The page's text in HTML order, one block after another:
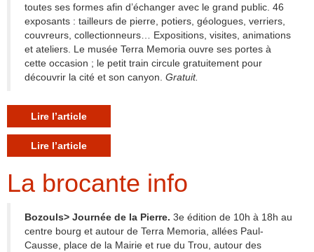
toutes ses formes afin d’échanger avec le grand public. 46
exposants : tailleurs de pierre, potiers, géologues, verriers,
couvreurs, collectionneurs… Expositions, visites, animations
et ateliers. Le musée Terra Memoria ouvre ses portes à
cette occasion ; le petit train circule gratuitement pour
découvrir la cité et son canyon. Gratuit.
Lire l’article
Lire l’article
La brocante info
Bozouls> Journée de la Pierre. 3e édition de 10h à 18h au
centre bourg et autour de Terra Memoria, allées Paul-
Causse, place de la Mairie et rue du Trou, autour des